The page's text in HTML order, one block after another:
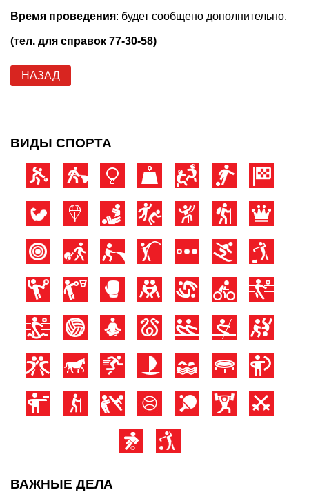
Время проведения: будет сообщено дополнительно.
(тел. для справок 77-30-58)
НАЗАД
ВИДЫ СПОРТА
ВАЖНЫЕ ДЕЛА